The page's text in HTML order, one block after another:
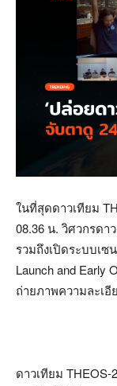
ในที่สุดดาวเทียม
08.36 น. วิศวกรดา
รวมถึงเปิดระบบเซ
Launch and Early
ถ่ายภาพความละเอี
ดาวเทียม